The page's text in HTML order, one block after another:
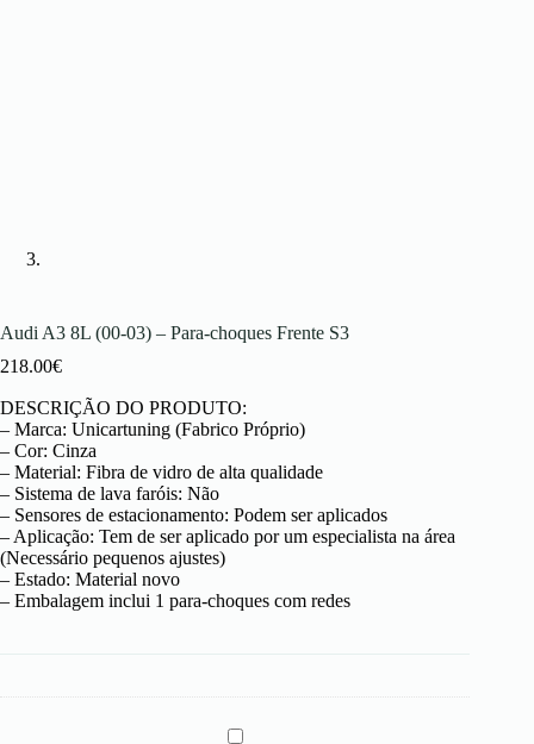
Audi A3 8L (00-03) – Para-choques Frente S3
218.00€
DESCRIÇÃO DO PRODUTO:
– Marca: Unicartuning (Fabrico Próprio)
– Cor: Cinza
– Material: Fibra de vidro de alta qualidade
– Sistema de lava faróis: Não
– Sensores de estacionamento: Podem ser aplicados
– Aplicação: Tem de ser aplicado por um especialista na área
(Necessário pequenos ajustes)
– Estado: Material novo
– Embalagem inclui 1 para-choques com redes
A